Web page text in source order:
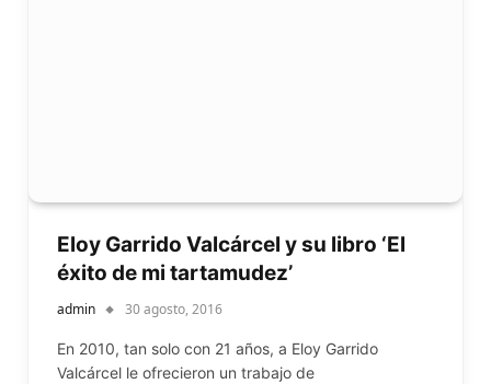
Eloy Garrido Valcárcel y su libro ‘El
éxito de mi tartamudez’
admin 30 agosto, 2016
En 2010, tan solo con 21 años, a Eloy Garrido
Valcárcel le ofrecieron un trabajo de